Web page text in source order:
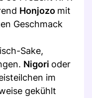
Honjozo mit
Geschmack
Sake,
Nigori oder
im
gekühlt